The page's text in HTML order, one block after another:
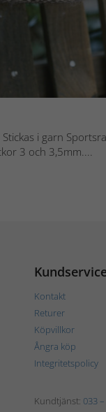
i garn
3 och 3,5mm....
Kontakt
Returer
Köpvillkor
Ångra köp
Integritetspolicy
Kundtjänst: 033